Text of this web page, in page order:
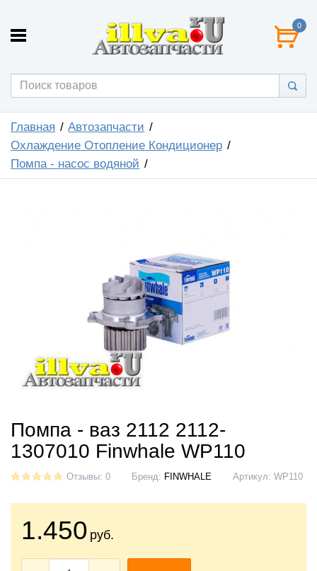
0
Главная
Автозапчасти
Охлаждение Отопление Кондиционер
Помпа - насос водяной
Помпа - ваз 2112 2112-
1307010 Finwhale WP110
Отзывы: 0 Бренд: FINWHALE Артикул: WP110
1.450 руб.